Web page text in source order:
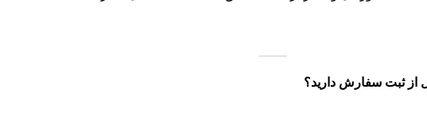
از ثبت سفارش دارید؟